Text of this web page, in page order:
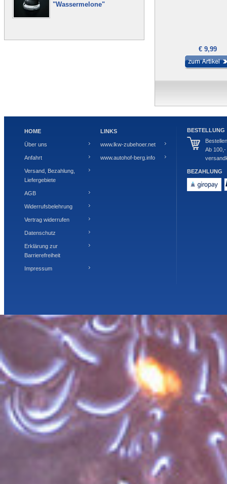
€ 9,99
"Wassermelone"
HOME
Über uns
Anfahrt
Versand, Bezahlung,
Liefergebiete
AGB
Widerrufsbelehrung
Vertrag widerrufen
Datenschutz
Erklärung zur
Barrierefreiheit
Impressum
LINKS
www.lkw-zubehoer.net
www.autohof-berg.info
BESTELLUNG
Ab
BEZAHLUNG